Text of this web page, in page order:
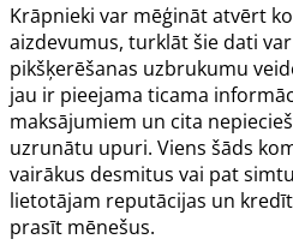
Krāpnieki var mēģināt atvērt
aizdevumus, turklāt šie dati
pikšķerēšanas uzbrukumu
jau ir pieejama ticama
maksājumiem un cita
uzrunātu upuri. Viens šāds
vairākus desmitus vai pat
lietotājam reputācijas un
prasīt mēnešus.